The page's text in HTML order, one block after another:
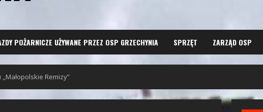
POŻARNICZE UŻYWANE PRZEZ OSP GRZECHYNIA SPRZĘT ZARZĄD OSP
Remizy”